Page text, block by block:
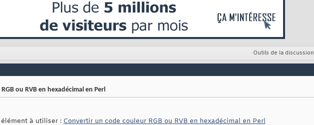
Outils de la discussion
ou RVB en hexadécimal en Perl
à utiliser : Convertir un code couleur RGB ou RVB en hexadécimal en Perl